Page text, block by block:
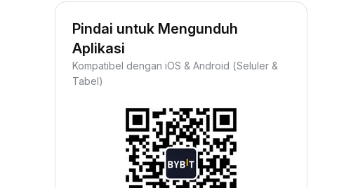
Pindai untuk Mengunduh
Aplikasi
Kompatibel dengan iOS & Android (Seluler &
Tabel)